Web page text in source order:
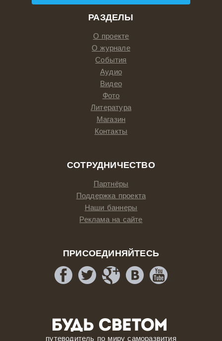
РАЗДЕЛЫ
О проекте
О журнале
События
Аудио
Видео
Фото
Литература
Магазин
Контакты
СОТРУДНИЧЕСТВО
Партнёры
Поддержка проекта
Наши баннеры
Реклама на сайте
ПРИСОЕДИНЯЙТЕСЬ
путеводитель по миру саморазвития